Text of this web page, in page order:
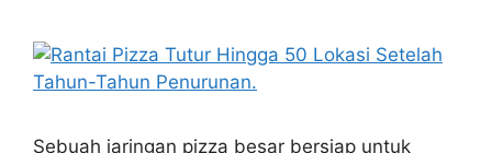
Sebuah jaringan pizza besar bersiap untuk